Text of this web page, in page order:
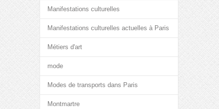
Manifestations culturelles
Manifestations culturelles actuelles à Paris
Métiers d'art
mode
Modes de transports dans Paris
Montmartre